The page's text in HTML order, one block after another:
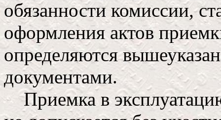
обязанности комиссии,
оформления актов
определяются
документами.
Приемка в